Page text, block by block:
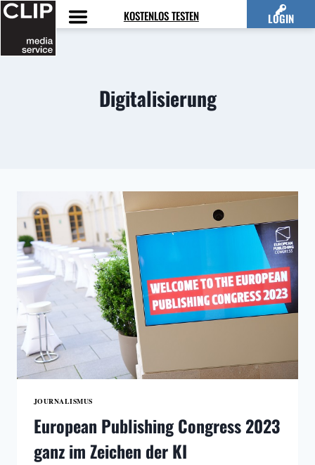
Zum
Inhalt
springen
KOSTENLOS TESTEN LOGIN
Digitalisierung
JOURNALISMUS
European Publishing Congress 2023
ganz im Zeichen der KI